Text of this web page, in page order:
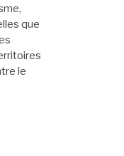
que
le